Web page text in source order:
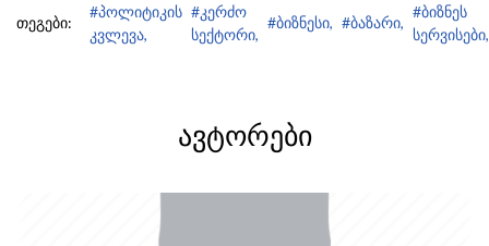
თეგები:
#პოლიტიკის
კვლევა,
#კერძო
სექტორი,
#ბიზნესი, #ბაზარი,
#ბიზნეს
სერვისები,
ᲐᲕᲢᲝᲠᲔᲑᲘ